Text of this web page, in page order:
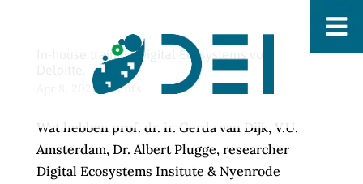
In-house training Digital Ecosystems voor
Apr 8, 2021| Events
Wat hebben prof. dr. ir. Gerda van Dijk, V.U.
Amsterdam, Dr. Albert Plugge, researcher
Digital Ecosystems Insitute & Nyenrode